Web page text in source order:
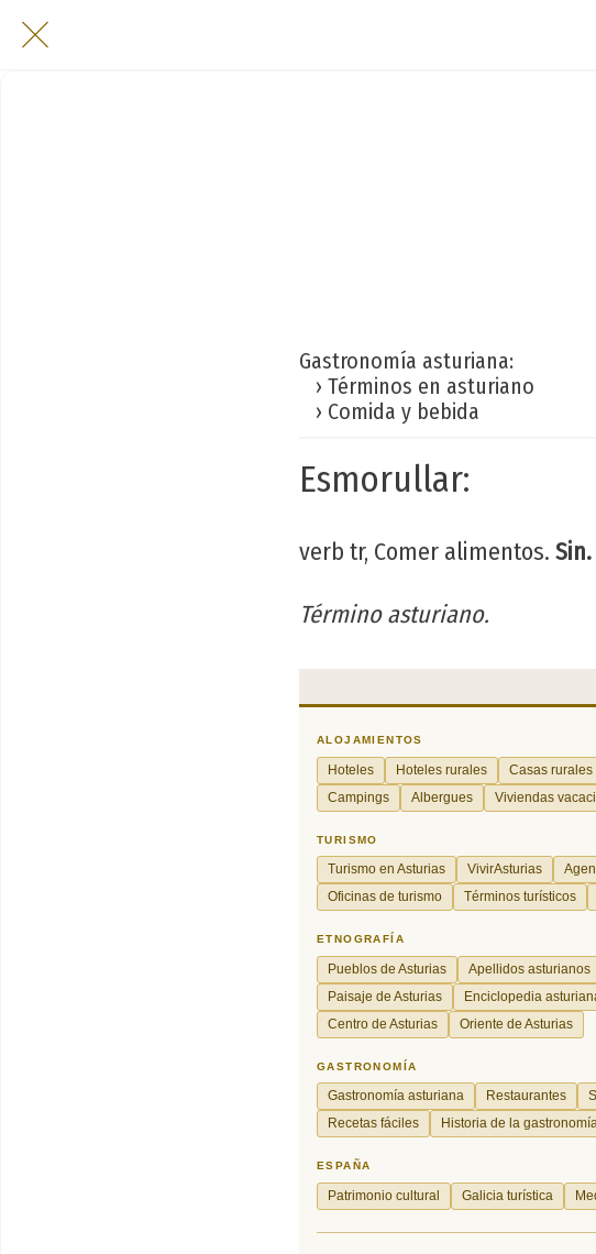
Gastronomía asturiana:
› Términos en asturiano
› Comida y bebida
Esmorullar:
verb tr, Comer alimentos. Sin.
Término asturiano.